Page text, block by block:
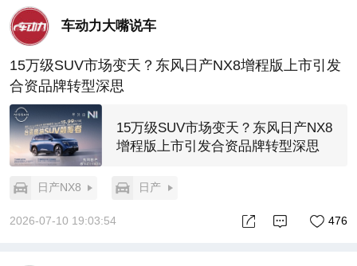
车动力大嘴说车
15万级SUV市场变天？东风日产NX8增程版上市引发
合资品牌转型深思
15万级SUV市场变天？东风日产NX8
增程版上市引发合资品牌转型深思
日产NX8 日产
2026-07-10 19:03:54 476